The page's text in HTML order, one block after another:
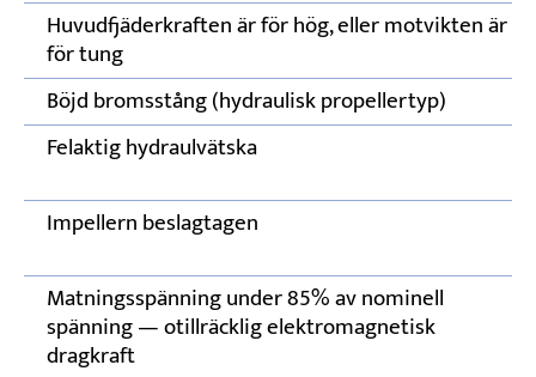
Huvudfjäderkraften är för hög, eller motvikten är
för tung
Böjd bromsstång (hydraulisk propellertyp)
Felaktig hydraulvätska
Impellern beslagtagen
Matningsspänning under 85% av nominell
spänning — otillräcklig elektromagnetisk
dragkraft